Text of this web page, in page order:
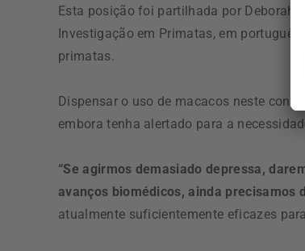
Esta posição foi partilhada por Deborah
Investigação em Primatas, em
primatas.
Dispensar o uso de macacos neste
embora tenha alertado para a
“Se agirmos demasiado depressa,
avanços biomédicos, ainda precisamos
atualmente suficientemente eficazes